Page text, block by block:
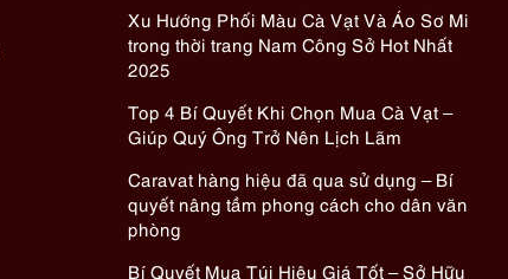
Xu Hướng Phối Màu Cà Vạt Và Áo Sơ Mi
trong thời trang Nam Công Sở Hot Nhất
2025
Top 4 Bí Quyết Khi Chọn Mua Cà Vạt –
Giúp Quý Ông Trở Nên Lịch Lãm
Caravat hàng hiệu đã qua sử dụng – Bí
quyết nâng tầm phong cách cho dân văn
phòng
Bí Quyết Mua Túi Hiệu Giá Tốt – Sở Hữu